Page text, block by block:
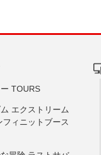
TOURS
エクストリーム
ィニットブース